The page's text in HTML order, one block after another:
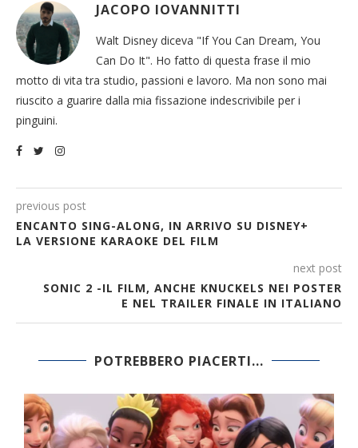
JACOPO IOVANNITTI
Walt Disney diceva "If You Can Dream, You
Can Do It". Ho fatto di questa frase il mio
motto di vita tra studio, passioni e lavoro. Ma non sono mai
riuscito a guarire dalla mia fissazione indescrivibile per i
pinguini.
previous post
ENCANTO SING-ALONG, IN ARRIVO SU DISNEY+
LA VERSIONE KARAOKE DEL FILM
next post
SONIC 2 -IL FILM, ANCHE KNUCKELS NEI POSTER
E NEL TRAILER FINALE IN ITALIANO
POTREBBERO PIACERTI...